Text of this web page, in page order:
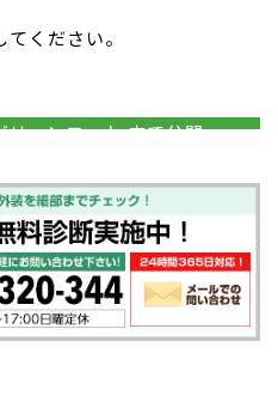
ください。
ーンコート内で公開